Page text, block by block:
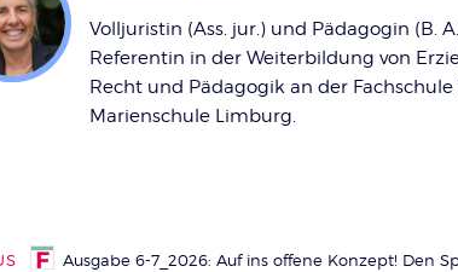
Volljuristin (Ass. jur.) und Pädagogin (B.
Referentin in der Weiterbildung von
Recht und Pädagogik an der
Marienschule Limburg.
Ausgabe 6-7_2026: Auf ins offene Konzept! Den